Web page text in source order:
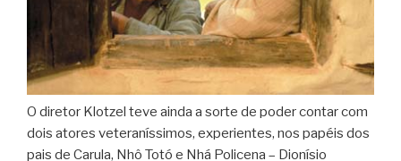
O diretor Klotzel teve ainda a sorte de poder contar com
dois atores veteraníssimos, experientes, nos papéis dos
pais de Carula, Nhô Totó e Nhá Policena – Dionísio